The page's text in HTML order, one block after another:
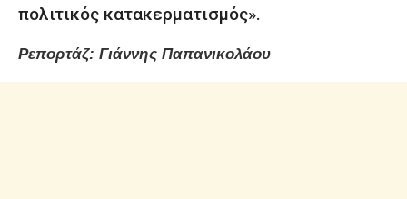
πολιτικός κατακερματισμός».
Ρεπορτάζ: Γιάννης Παπανικολάου